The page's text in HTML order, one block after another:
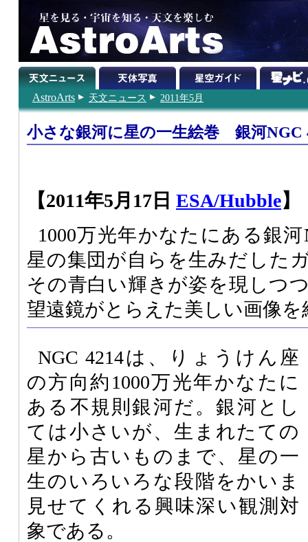
AstroArts 天文ニュース 2011年5月
小さな銀河に星の一生絵巻 銀河NGC
【2011年5月17日 ESA/Hubble】
1000万光年かなたにある銀
星の集団が自らを生みだした
その青白い輝きが姿を現しつ
望遠鏡がとらえた美しい画像
NGC 4214は、りょうけん座
の方向約1000万光年かなたに
ある不規則銀河だ。銀河とし
ては小さいが、生まれたての
星から古いものまで、星の一
生のいろいろな段階をかいま
見せてくれる興味深い観測対
象である。